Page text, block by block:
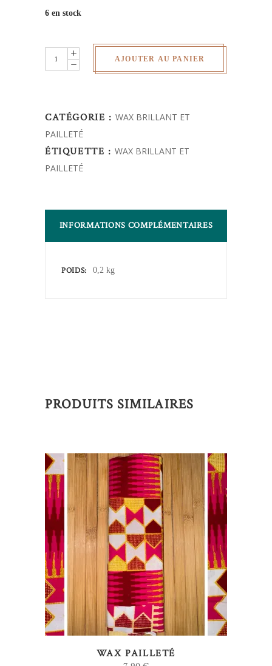
6 en stock
Wax
pailletés
yard
quantity
AJOUTER AU PANIER
CATÉGORIE :WAX BRILLANT ET
PAILLETÉ
ÉTIQUETTE :WAX BRILLANT ET
PAILLETÉ
INFORMATIONS COMPLÉMENTAIRES
POIDS 0,2 kg
PRODUITS SIMILAIRES
AJOUTER AU PANIER
WAX PAILLETÉ